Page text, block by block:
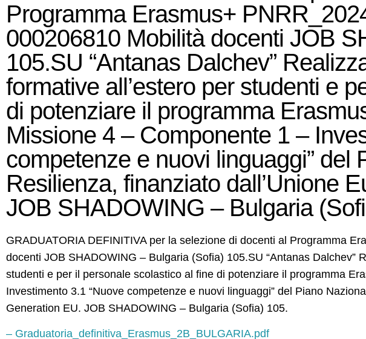
Programma Erasmus+
000206810 Mobilità docenti JOB
105.SU “Antanas Dalchev”
formative all’estero per studenti e
di potenziare il programma
Missione 4 – Componente 1 –
competenze e nuovi linguaggi” del
Resilienza, finanziato dall’Unione
JOB SHADOWING – Bulgaria
GRADUATORIA DEFINITIVA per la selezione di docenti al Programma
docenti JOB SHADOWING – Bulgaria (Sofia) 105.SU “Antanas Dalchev”
studenti e per il personale scolastico al fine di potenziare il programma
Investimento 3.1 “Nuove competenze e nuovi linguaggi” del Piano
Generation EU. JOB SHADOWING – Bulgaria (Sofia) 105.
– Graduatoria_definitiva_Erasmus_2B_BULGARIA.pdf